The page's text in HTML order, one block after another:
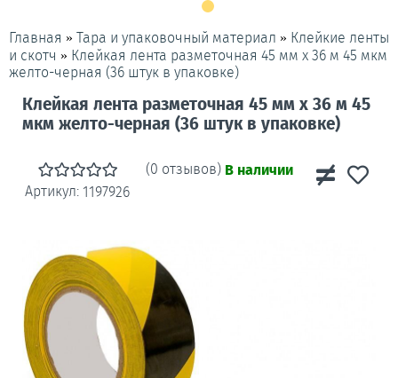
Главная » Тара и упаковочный материал » Клейкие ленты
и скотч » Клейкая лента разметочная 45 мм x 36 м 45 мкм
желто-черная (36 штук в упаковке)
Клейкая лента разметочная 45 мм x 36 м 45
мкм желто-черная (36 штук в упаковке)
(0 отзывов) В наличии
Артикул: 1197926